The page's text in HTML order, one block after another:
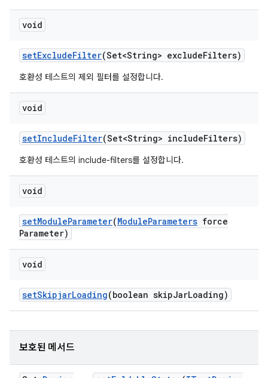
void
setExcludeFilter(Set<String> excludeFilters)
호환성 테스트의 제외 필터를 설정합니다.
void
setIncludeFilter(Set<String> includeFilters)
호환성 테스트의 include-filters를 설정합니다.
void
setModuleParameter(ModuleParameters force
Parameter)
void
setSkipjarLoading(boolean skipJarLoading)
보호된 메서드